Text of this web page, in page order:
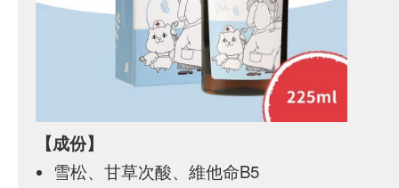
【成份】
雪松、甘草次酸、維他命B5